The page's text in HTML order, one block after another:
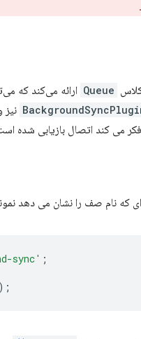
.
Queue ارائه می‌کند که
می کند اتصال بازیابی شده
ای که نام صف را نشان می دهد
sync' ;
);